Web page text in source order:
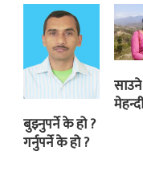
बुझ्नुपर्ने के हो ?
गर्नुपर्ने के हो ?